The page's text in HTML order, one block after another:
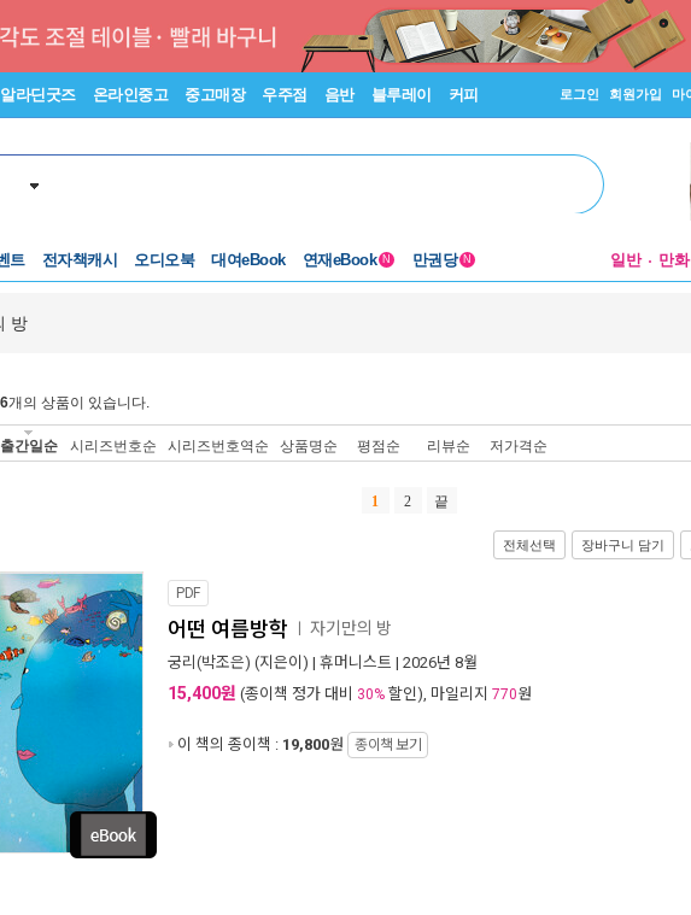
알라딘굿즈 온라인중고 중고매장 우주점 음반 블루레이 커피 로그인 회원가입 마
트 전자책캐시 오디오북 대여eBook 연재eBook N 만권당 N 일반 만화
방
개의 상품이 있습니다.
출간일순 시리즈번호순 시리즈번호역순 상품명순 평점순 리뷰순 저가격순
1 2 끝
전체선택 장바구니 담기
PDF
어떤 여름방학 자기만의 방
궁리(박조은) (지은이) | 휴머니스트 | 2026년 8월
15,400원 (종이책 정가 대비 30% 할인), 마일리지 770원
이 책의 종이책 : 19,800원 종이책 보기